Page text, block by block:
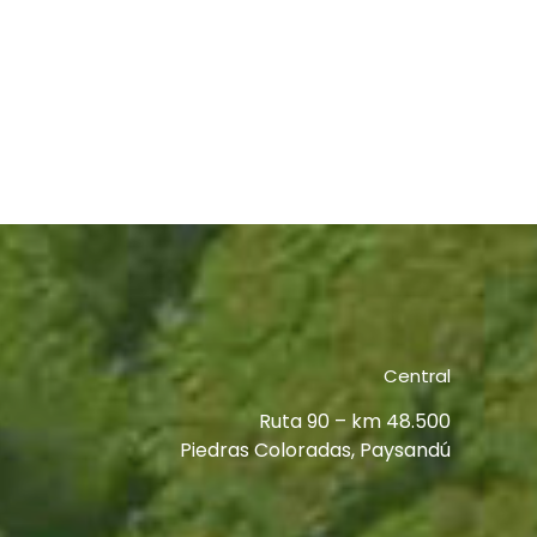
Central
Ruta 90 – km 48.500
Piedras Coloradas, Paysandú